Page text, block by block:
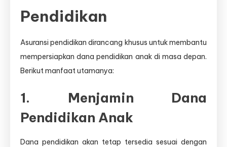
Pendidikan
Asuransi pendidikan dirancang khusus untuk membantu
mempersiapkan dana pendidikan anak di masa depan.
Berikut manfaat utamanya:
1. Menjamin Dana
Pendidikan Anak
Dana pendidikan akan tetap tersedia sesuai dengan